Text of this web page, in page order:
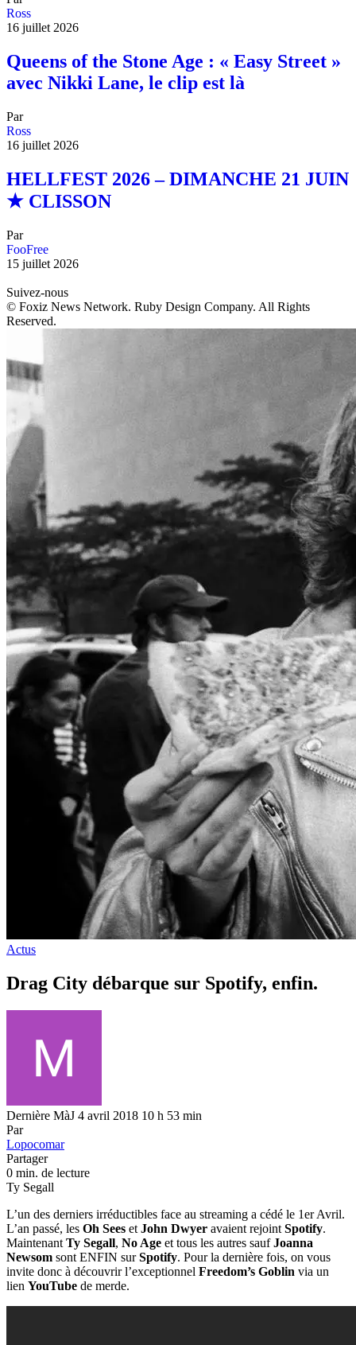
Ross
16 juillet 2026
Queens of the Stone Age : « Easy Street »
avec Nikki Lane, le clip est là
Par
Ross
16 juillet 2026
HELLFEST 2026 – DIMANCHE 21 JUIN
★ CLISSON
Par
FooFree
15 juillet 2026
Suivez-nous
© Foxiz News Network. Ruby Design Company. All Rights
Reserved.
Actus
Drag City débarque sur Spotify, enfin.
Dernière MàJ 4 avril 2018 10 h 53 min
Par
Lopocomar
Partager
0 min. de lecture
Ty Segall
L’un des derniers irréductibles face au streaming a cédé le 1er Avril.
L’an passé, les Oh Sees et John Dwyer avaient rejoint Spotify.
Maintenant Ty Segall, No Age et tous les autres saufJoanna
Newsom sont ENFIN surSpotify. Pour la dernière fois, on vous
invite donc à découvrir l’exceptionnel Freedom’s Goblin via un
lien YouTube de merde.